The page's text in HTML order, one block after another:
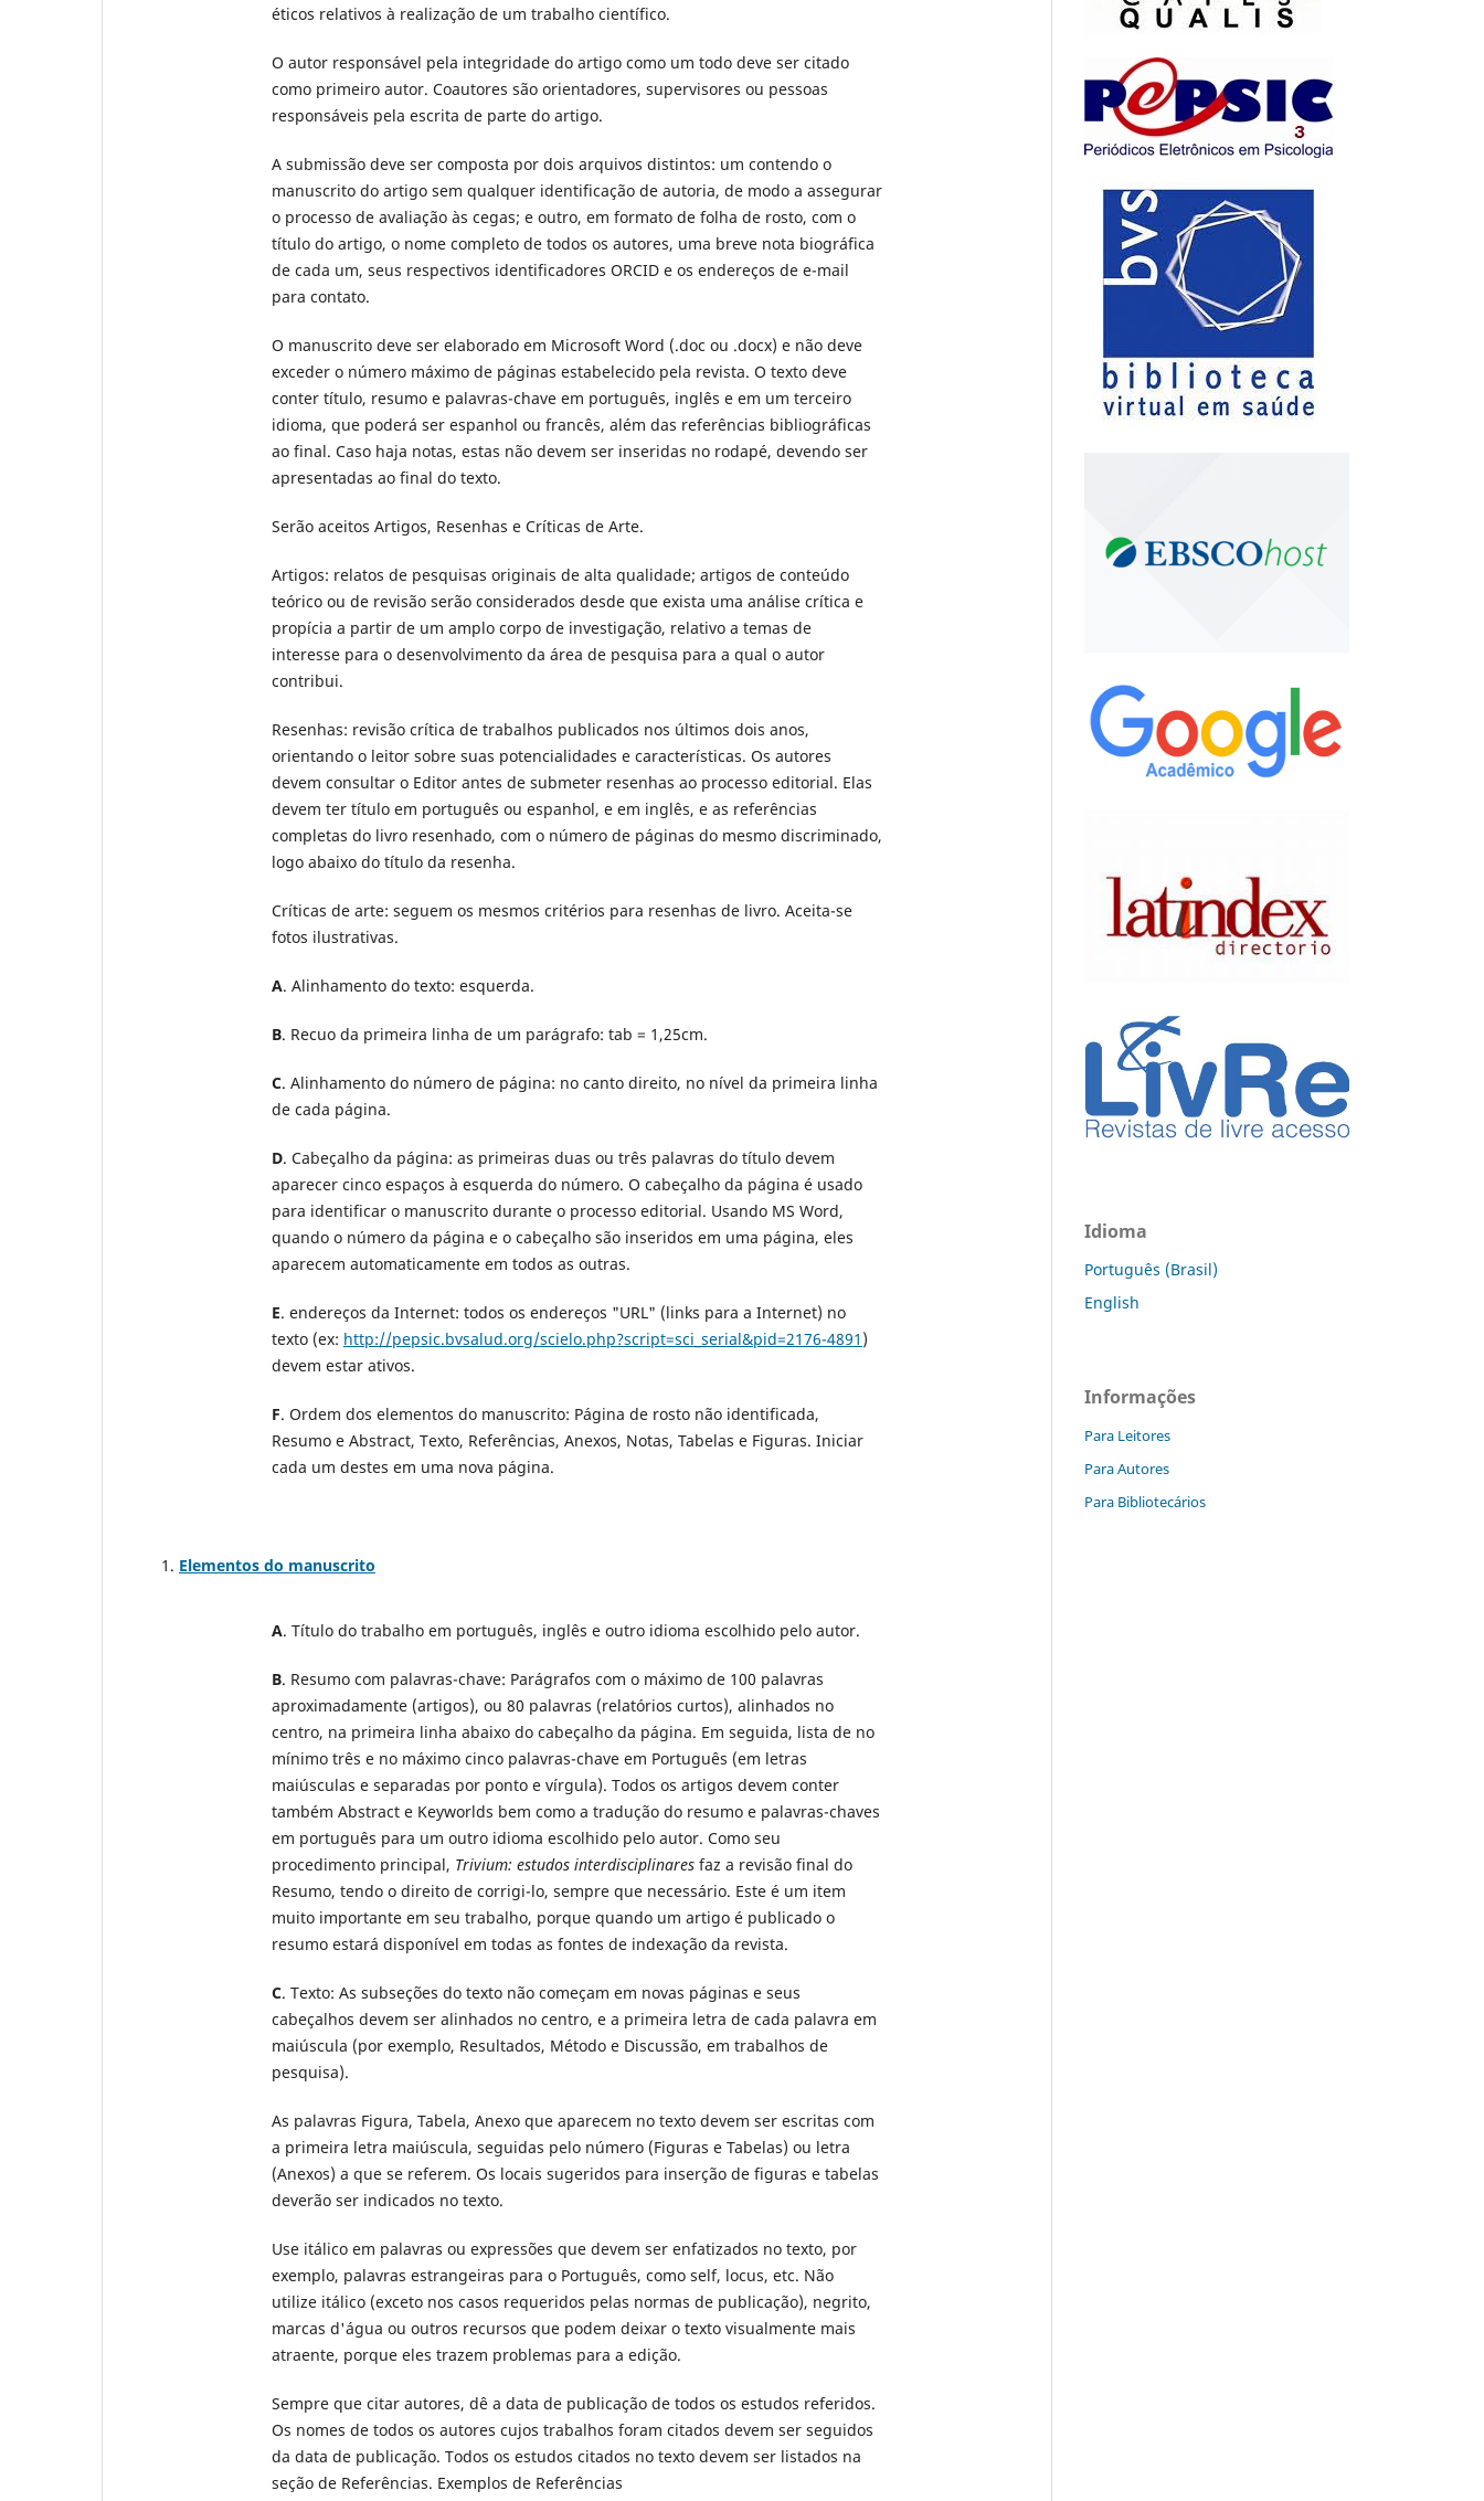
éticos relativos à realização de um trabalho científico.
O autor responsável pela integridade do artigo como um todo deve ser citado
como primeiro autor. Coautores são orientadores, supervisores ou pessoas
responsáveis pela escrita de parte do artigo.
A submissão deve ser composta por dois arquivos distintos: um contendo o
manuscrito do artigo sem qualquer identificação de autoria, de modo a assegurar
o processo de avaliação às cegas; e outro, em formato de folha de rosto, com o
título do artigo, o nome completo de todos os autores, uma breve nota biográfica
de cada um, seus respectivos identificadores ORCID e os endereços de e-mail
para contato.
O manuscrito deve ser elaborado em Microsoft Word (.doc ou .docx) e não deve
exceder o número máximo de páginas estabelecido pela revista. O texto deve
conter título, resumo e palavras-chave em português, inglês e em um terceiro
idioma, que poderá ser espanhol ou francês, além das referências bibliográficas
ao final. Caso haja notas, estas não devem ser inseridas no rodapé, devendo ser
apresentadas ao final do texto.
Serão aceitos Artigos, Resenhas e Críticas de Arte.
Artigos: relatos de pesquisas originais de alta qualidade; artigos de conteúdo
teórico ou de revisão serão considerados desde que exista uma análise crítica e
propícia a partir de um amplo corpo de investigação, relativo a temas de
interesse para o desenvolvimento da área de pesquisa para a qual o autor
contribui.
Resenhas: revisão crítica de trabalhos publicados nos últimos dois anos,
orientando o leitor sobre suas potencialidades e características. Os autores
devem consultar o Editor antes de submeter resenhas ao processo editorial. Elas
devem ter título em português ou espanhol, e em inglês, e as referências
completas do livro resenhado, com o número de páginas do mesmo discriminado,
logo abaixo do título da resenha.
Críticas de arte: seguem os mesmos critérios para resenhas de livro. Aceita-se
fotos ilustrativas.
A. Alinhamento do texto: esquerda.
B. Recuo da primeira linha de um parágrafo: tab = 1,25cm.
C. Alinhamento do número de página: no canto direito, no nível da primeira linha
de cada página.
D. Cabeçalho da página: as primeiras duas ou três palavras do título devem
aparecer cinco espaços à esquerda do número. O cabeçalho da página é usado
para identificar o manuscrito durante o processo editorial. Usando MS Word,
quando o número da página e o cabeçalho são inseridos em uma página, eles
aparecem automaticamente em todos as outras.
E. endereços da Internet: todos os endereços "URL" (links para a Internet) no
texto (ex: http://pepsic.bvsalud.org/scielo.php?script=sci_serial&pid=2176-4891 )
devem estar ativos.
F. Ordem dos elementos do manuscrito: Página de rosto não identificada,
Resumo e Abstract, Texto, Referências, Anexos, Notas, Tabelas e Figuras. Iniciar
cada um destes em uma nova página.
Elementos do manuscrito
A. Título do trabalho em português, inglês e outro idioma escolhido pelo autor.
B. Resumo com palavras-chave: Parágrafos com o máximo de 100 palavras
aproximadamente (artigos), ou 80 palavras (relatórios curtos), alinhados no
centro, na primeira linha abaixo do cabeçalho da página. Em seguida, lista de no
mínimo três e no máximo cinco palavras-chave em Português (em letras
maiúsculas e separadas por ponto e vírgula). Todos os artigos devem conter
também Abstract e Keyworlds bem como a tradução do resumo e palavras-chaves
em português para um outro idioma escolhido pelo autor. Como seu
procedimento principal, Trivium: estudos interdisciplinares faz a revisão final do
Resumo, tendo o direito de corrigi-lo, sempre que necessário. Este é um item
muito importante em seu trabalho, porque quando um artigo é publicado o
resumo estará disponível em todas as fontes de indexação da revista.
C. Texto: As subseções do texto não começam em novas páginas e seus
cabeçalhos devem ser alinhados no centro, e a primeira letra de cada palavra em
maiúscula (por exemplo, Resultados, Método e Discussão, em trabalhos de
pesquisa).
As palavras Figura, Tabela, Anexo que aparecem no texto devem ser escritas com
a primeira letra maiúscula, seguidas pelo número (Figuras e Tabelas) ou letra
(Anexos) a que se referem. Os locais sugeridos para inserção de figuras e tabelas
deverão ser indicados no texto.
Use itálico em palavras ou expressões que devem ser enfatizados no texto, por
exemplo, palavras estrangeiras para o Português, como self, locus, etc. Não
utilize itálico (exceto nos casos requeridos pelas normas de publicação), negrito,
marcas d'água ou outros recursos que podem deixar o texto visualmente mais
atraente, porque eles trazem problemas para a edição.
Sempre que citar autores, dê a data de publicação de todos os estudos referidos.
Os nomes de todos os autores cujos trabalhos foram citados devem ser seguidos
da data de publicação. Todos os estudos citados no texto devem ser listados na
seção de Referências. Exemplos de Referências
Idioma
Português (Brasil)
English
Informações
Para Leitores
Para Autores
Para Bibliotecários